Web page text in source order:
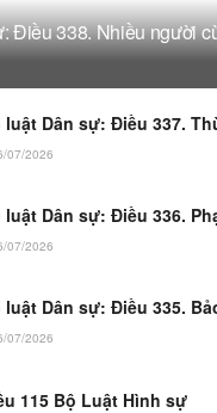
Điều 338. Nhiều người
luật Dân sự: Điều 337.
07/2026
luật Dân sự: Điều 336.
07/2026
luật Dân sự: Điều 335.
07/2026
115 Bộ Luật Hình sự